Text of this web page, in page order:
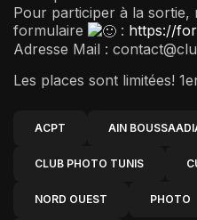
Pour participer à la sortie,
formulaire
: https://
Adresse Mail :
Les places sont limitées!
ACPT AIN
CLUB PHOTO TUNIS
NORD OUEST PHOTO